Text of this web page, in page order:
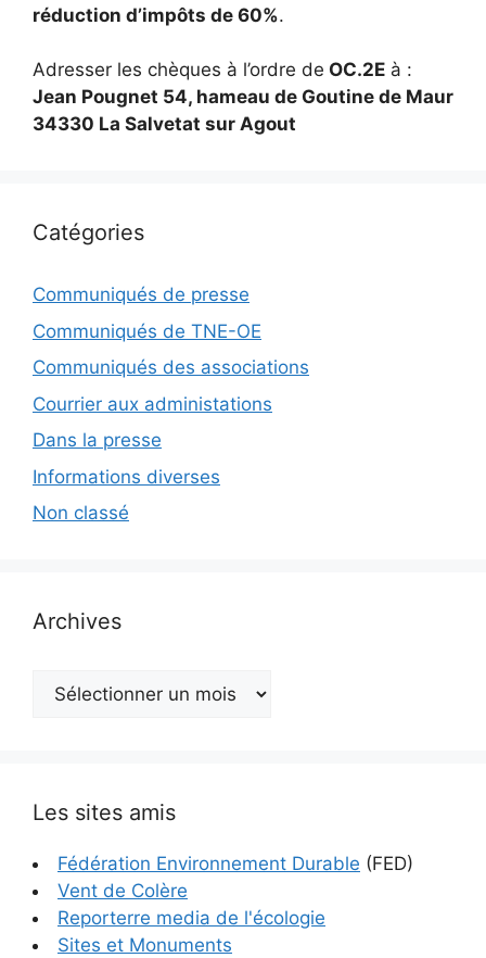
réduction d’impôts de 60%.
Adresser les chèques à l’ordre de OC.2E à :
Jean Pougnet 54, hameau de Goutine de Maur
34330 La Salvetat sur Agout
Catégories
Communiqués de presse
Communiqués de TNE-OE
Communiqués des associations
Courrier aux administations
Dans la presse
Informations diverses
Non classé
Archives
Archives
Les sites amis
Fédération Environnement Durable (FED)
Vent de Colère
Reporterre media de l'écologie
Sites et Monuments